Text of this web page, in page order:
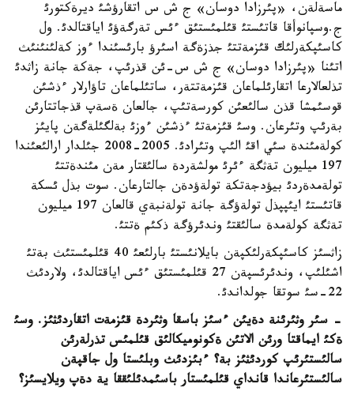
ماسةلةن، «پئرزادا دوسان» ج ش س اتقارؤشئ ديرةكتورئ
ج.وسپانوأقا قاتئستئ قئلمئستئق ءئس تةرگةؤئ اياقتالدئ. ول
كاسئپكةرلئك قئزمةتتئ جذزةگة اسئرؤ بارئسئندا ءوز كةلئنئنئث
اتئنا «پئرزادا دوسان» ج ش س-ئن قذرئپ، جةكة جانة زاثدئ
تذلعالارعا اتقارئلماعان قئزمةتتةر، ساتئلماعان تاؤارلار ءذشئن
قوسئمشا قذن سالئعئن كورسةتئپ، جالعان ةسةپ قذجاتتارئن
بةرئپ وتئرعان. وسئ قئزمةتئ ءذشئن ءوزئ بةلگئلةگةن پايئز
كولةمئندة سئي اقئ الئپ وتئرادئ. 2005-2008 جئلدار ارالئعئندا
197 ميليون تةثگة ءئرئ مولشةردة سالئقتار مةن مئندةتتئ
تولةمدةردئ بيؤدجةتكة تولةؤدةن جالتارعان. سوت بذل ئسكة
قاتئستئ ايئپپذل تولةؤگة جانة تولةنبةي قالعان 197 ميليون
تةثگة كولةمدة سالئقتئ وندئرؤگة ذكئم ةتتئ.
زاثسئز كاسئپكةرلئكپةن بايلانئستئ بارلئعئ 40 قئلمئستئث بةتئ
اشئلئپ، وندئرئسپةن 27 قئلمئستئق ءئس اياقتالدئ، ولاردئث
22-سئ سوتقا جولداندئ.
- سئر وثئرئنة دةيئن ءسئز باسقا وثئردة قئزمةت اتقاردئثئز. وسئ
ةكئ ايماقتا ورئن الاتئن ةكونوميكالئق قئلمئس تذرلةرئن
سالئستئرئپ كوردئثئز بة؟ ءبئزدئث وبلئستا ول جاقپةن
سالئستئرعاندا قانداي قئلمئستار باسئمدئلئققا ية دةپ ويلايسئز؟